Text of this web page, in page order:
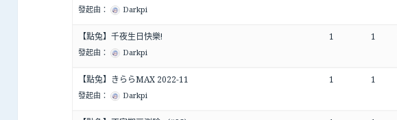
發起由： Darkpi
【點兔】千夜生日快樂!
發起由： Darkpi
1 1
【點兔】きららMAX 2022-11
發起由： Darkpi
1 1